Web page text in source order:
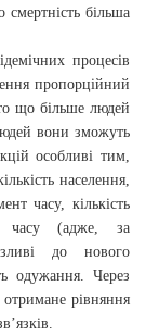
смертність більша
процесів
пропорційний
що більше людей
вони зможуть
особливі тим,
населення,
часу, кількість
часу (адже, за
до нового
одужання. Через
отримане рівняння